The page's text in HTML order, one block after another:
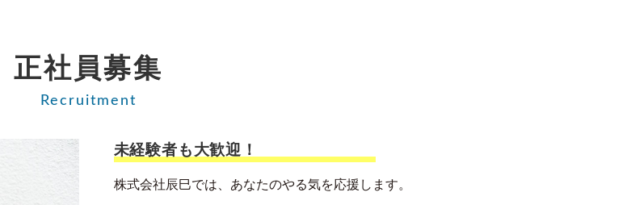
正社員募集
Recruitment
未経験者も大歓迎！
株式会社辰巳では、あなたのやる気を応援します。